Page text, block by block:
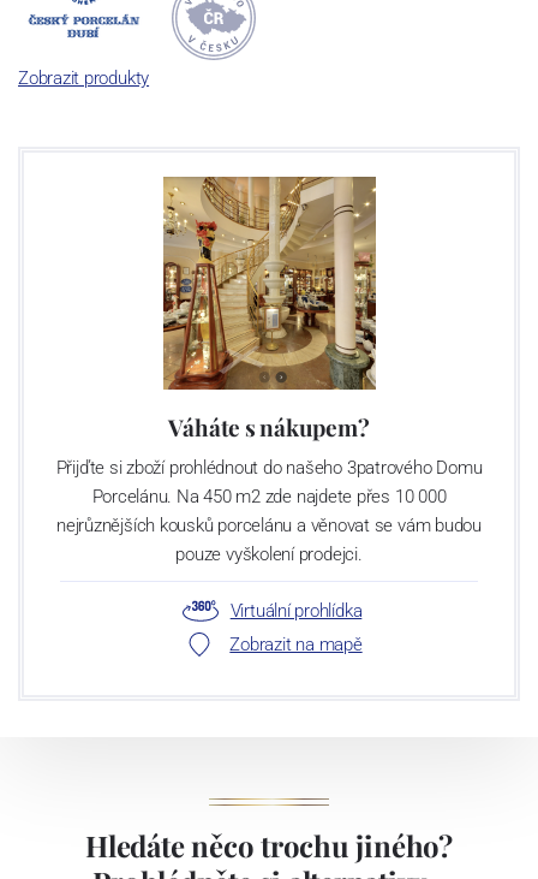
jsou garantovány Asociací sklářského a keramického průmyslu
České republiky jako „Český výrobek
Zobrazit produkty
Váháte s nákupem?
Přijďte si zboží prohlédnout do našeho 3patrového Domu
Porcelánu. Na 450 m2 zde najdete přes 10 000
nejrůznějších kousků porcelánu a věnovat se vám budou
pouze vyškolení prodejci.
Virtuální prohlídka
Zobrazit na mapě
Hledáte něco trochu jiného?